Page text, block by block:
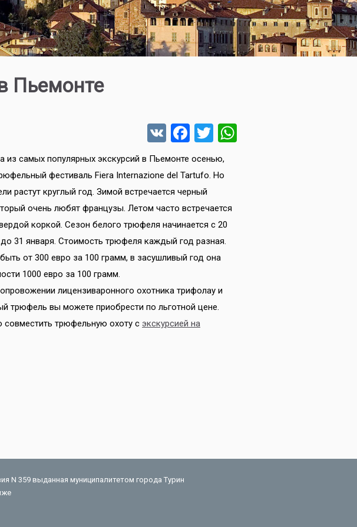
Пьемонте
VK Facebook
Twitter
из самых популярных экскурсий в Пьемонте осенью,
фестиваль Fiera Internazione del Tartufo. Но
растут круглый год. Зимой встречается черный
очень любят французы. Летом часто встречается
коркой. Сезон белого трюфеля начинается с 20
31 января. Стоимость трюфеля каждый год разная.
от 300 евро за 100 грамм, в засушливый год она
1000 евро за 100 грамм.
лицензиваронного охотника трифолау и
трюфель вы можете приобрести по льготной цене.
трюфельную охоту с экскурсией на
N 359 выданная муниципалитетом города Турин